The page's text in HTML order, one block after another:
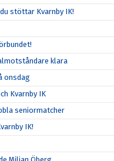
stöttar Kvarnby IK!
klara
onsdag
Kvarnby IK
seniormatcher
IK!